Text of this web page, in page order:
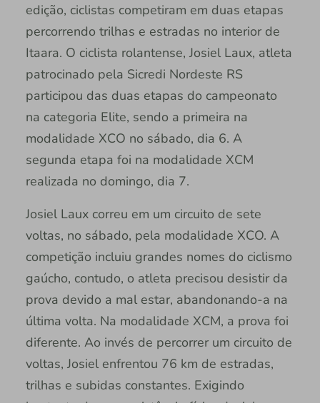
edição, ciclistas competiram em duas etapas
percorrendo trilhas e estradas no interior de
Itaara. O ciclista rolantense, Josiel Laux, atleta
patrocinado pela Sicredi Nordeste RS
participou das duas etapas do campeonato
na categoria Elite, sendo a primeira na
modalidade XCO no sábado, dia 6. A
segunda etapa foi na modalidade XCM
realizada no domingo, dia 7.
Josiel Laux correu em um circuito de sete
voltas, no sábado, pela modalidade XCO. A
competição incluiu grandes nomes do ciclismo
gaúcho, contudo, o atleta precisou desistir da
prova devido a mal estar, abandonando-a na
última volta. Na modalidade XCM, a prova foi
diferente. Ao invés de percorrer um circuito de
voltas, Josiel enfrentou 76 km de estradas,
trilhas e subidas constantes. Exigindo